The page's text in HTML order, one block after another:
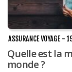
ASSURANCE VOYAGE -
Quelle est la
monde ?